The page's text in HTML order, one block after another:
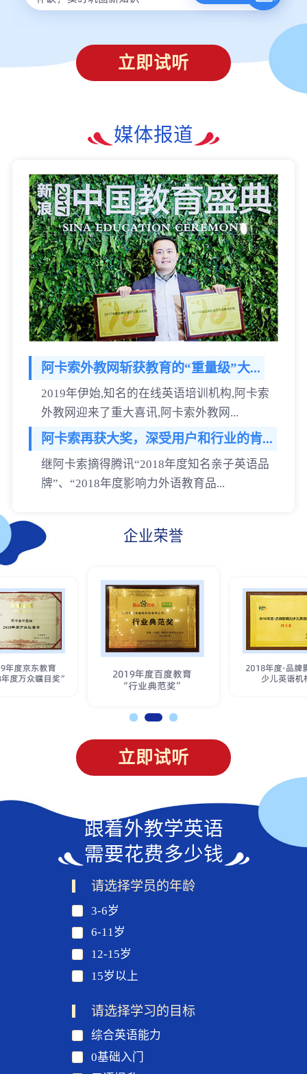
立即试听
媒体报道
阿卡索外教网斩获教育的“重量级”大...
2019年伊始,知名的在线英语培训机构,阿卡索
外教网迎来了重大喜讯,阿卡索外教网...
阿卡索再获大奖，深受用户和行业的肯...
继阿卡索摘得腾讯“2018年度知名亲子英语品
牌”、“2018年度影响力外语教育品...
企业荣誉
立即试听
跟着外教学英语
需要花费多少钱
请选择学员的年龄
3-6岁
6-11岁
12-15岁
15岁以上
请选择学习的目标
综合英语能力
0基础入门